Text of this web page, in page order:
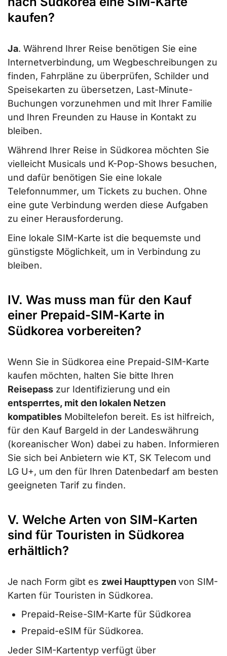
kaufen?
Ja. Während Ihrer Reise benötigen Sie eine
Internetverbindung, um Wegbeschreibungen zu
finden, Fahrpläne zu überprüfen, Schilder und
Speisekarten zu übersetzen, Last-Minute-
Buchungen vorzunehmen und mit Ihrer Familie
und Ihren Freunden zu Hause in Kontakt zu
bleiben.
Während Ihrer Reise in Südkorea möchten Sie
vielleicht Musicals und K-Pop-Shows besuchen,
und dafür benötigen Sie eine lokale
Telefonnummer, um Tickets zu buchen. Ohne
eine gute Verbindung werden diese Aufgaben
zu einer Herausforderung.
Eine lokale SIM-Karte ist die bequemste und
günstigste Möglichkeit, um in Verbindung zu
bleiben.
IV. Was muss man für den Kauf
einer Prepaid-SIM-Karte in
Südkorea vorbereiten?
Wenn Sie in Südkorea eine Prepaid-SIM-Karte
kaufen möchten, halten Sie bitte Ihren
Reisepass zur Identifizierung und ein
entsperrtes, mit den lokalen Netzen
kompatibles Mobiltelefon bereit. Es ist hilfreich,
für den Kauf Bargeld in der Landeswährung
(koreanischer Won) dabei zu haben. Informieren
Sie sich bei Anbietern wie KT, SK Telecom und
LG U+, um den für Ihren Datenbedarf am besten
geeigneten Tarif zu finden.
V. Welche Arten von SIM-Karten
sind für Touristen in Südkorea
erhältlich?
Je nach Form gibt es zwei Haupttypen von SIM-
Karten für Touristen in Südkorea.
Prepaid-Reise-SIM-Karte für Südkorea
Prepaid-eSIM für Südkorea.
Jeder SIM-Kartentyp verfügt über